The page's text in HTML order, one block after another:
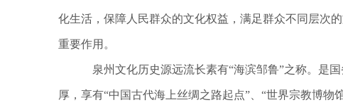
化生活，保障人民群众的文化权益，满足群众不同层次
重要作用。
泉州文化历史源远流长素有“海滨邹鲁”之称。是
厚，享有“中国古代海上丝绸之路起点”、“世界宗教博